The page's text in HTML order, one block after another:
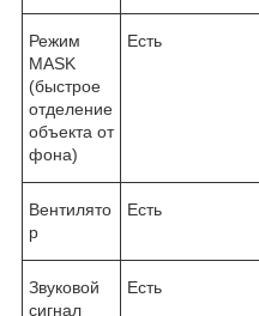
Режим
MASK
(быстрое
отделение
объекта от
фона)
Есть
Вентилято
р
Есть
Звуковой
сигнал
Есть